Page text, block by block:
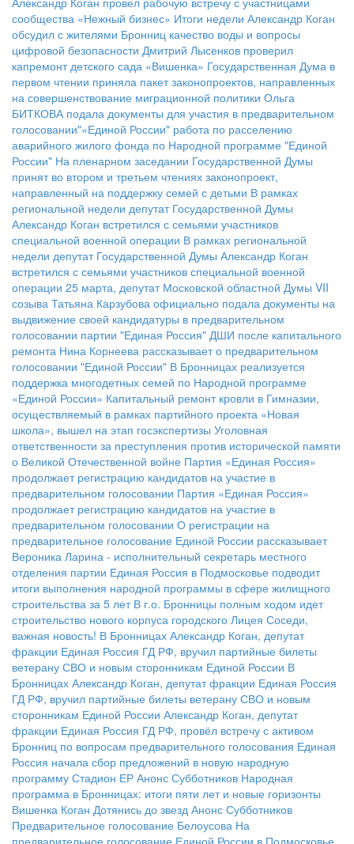
сообщества «Нежный бизнес» Итоги недели Александр Коган
обсудил с жителями Бронниц качество воды и вопросы
цифровой безопасности Дмитрий Лысенков проверил
капремонт детского сада «Вишенка» Государственная Дума в
первом чтении приняла пакет законопроектов, направленных
на совершенствование миграционной политики Ольга
БИТКОВА подала документы для участия в предварительном
голосовании"«Единой России" работа по расселению
аварийного жилого фонда по Народной программе "Единой
России" На пленарном заседании Государственной Думы
принят во втором и третьем чтениях законопроект,
направленный на поддержку семей с детьми В рамках
региональной недели депутат Государственной Думы
Александр Коган встретился с семьями участников
специальной военной операции В рамках региональной
недели депутат Государственной Думы Александр Коган
встретился с семьями участников специальной военной
операции 25 марта, депутат Московской областной Думы VII
созыва Татьяна Карзубова официально подала документы на
выдвижение своей кандидатуры в предварительном
голосовании партии "Единая Россия" ДШИ после капитального
ремонта Нина Корнеева рассказывает о предварительном
голосовании "Единой России" В Бронницах реализуется
поддержка многодетных семей по Народной программе
«Единой России» Капитальный ремонт кровли в Гимназии,
осуществляемый в рамках партийного проекта «Новая
школа», вышел на этап госэкспертизы Уголовная
ответственности за преступления против исторической памяти
о Великой Отечественной войне Партия «Единая Россия»
продолжает регистрацию кандидатов на участие в
предварительном голосовании Партия «Единая Россия»
продолжает регистрацию кандидатов на участие в
предварительном голосовании О регистрации на
предварительное голосование Единой России рассказывает
Вероника Ларина - исполнительный секретарь местного
отделения партии Единая Россия в Подмосковье подводит
итоги выполнения народной программы в сфере жилищного
строительства за 5 лет В г.о. Бронницы полным ходом идет
строительство нового корпуса городского Лицея Соседи,
важная новость! В Бронницах Александр Коган, депутат
фракции Единая Россия ГД РФ, вручил партийные билеты
ветерану СВО и новым сторонникам Единой России В
Бронницах Александр Коган, депутат фракции Единая Россия
ГД РФ, вручил партийные билеты ветерану СВО и новым
сторонникам Единой России Александр Коган, депутат
фракции Единая Россия ГД РФ, провёл встречу с активом
Бронниц по вопросам предварительного голосования Единая
Россия начала сбор предложений в новую народную
программу Стадион ЕР Анонс Субботников Народная
программа в Бронницах: итоги пяти лет и новые горизонты
Вишенка Коган Дотянись до звезд Анонс Субботников
Предварительное голосование Белоусова На
предварительное голосование Единой России в Подмосковье